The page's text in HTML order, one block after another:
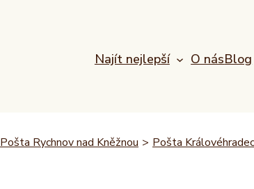
Najít nejlepší O násBlog
Pošta Rychnov nad Kněžnou > Pošta